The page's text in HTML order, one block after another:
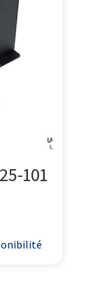
101